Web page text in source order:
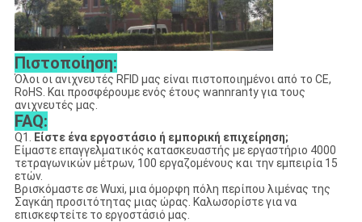
Πιστοποίηση:
Όλοι οι ανιχνευτές RFID μας είναι πιστοποιημένοι από το CE,
RoHS. Και προσφέρουμε ενός έτους wannranty για τους
ανιχνευτές μας.
FAQ:
Q1.
Είστε ένα εργοστάσιο ή εμπορική επιχείρηση;
Είμαστε επαγγελματικός κατασκευαστής με εργαστήριο 4000
τετραγωνικών μέτρων, 100 εργαζομένους και την εμπειρία 15
ετών.
Βρισκόμαστε σε Wuxi, μια όμορφη πόλη περίπου λιμένας της
Σαγκάη προσιτότητας μιας ώρας. Καλωσορίστε για να
επισκεφτείτε το εργοστάσιό μας.